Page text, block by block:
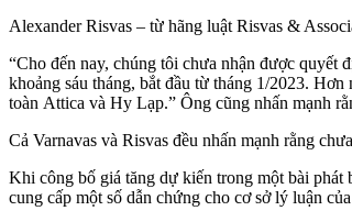
Alexander Risvas – từ hãng luật Risvas &
“Cho đến nay, chúng tôi chưa nhận được quyết
khoảng sáu tháng, bắt đầu từ tháng 1/2023.
toàn Attica và Hy Lạp.” Ông cũng nhấn mạnh
Cả Varnavas và Risvas đều nhấn mạnh rằng
Khi công bố giá tăng dự kiến trong một bài
cung cấp một số dẫn chứng cho cơ sở lý luận